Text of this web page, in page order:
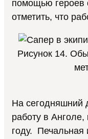
помощью героев
отметить, что
Рисунок 14.
На сегодняшний
работу в
году. Печальная